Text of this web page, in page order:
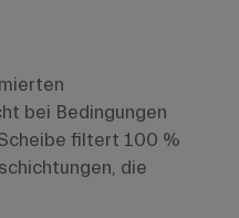
bei Bedingungen
filtert 100 %
die